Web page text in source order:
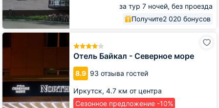
за тур 7 ночей, без проезда
Получите2 020 бонусов
Отель Байкал - Северное море
8.9 93 отзыва гостей
Иркутск, 4.7 км от центра
Сезонное предложение -10%
Отель
море